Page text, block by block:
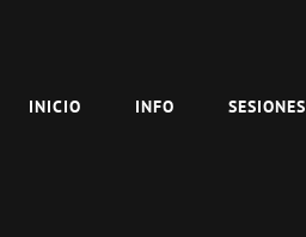
INICIO INFO SESIONES